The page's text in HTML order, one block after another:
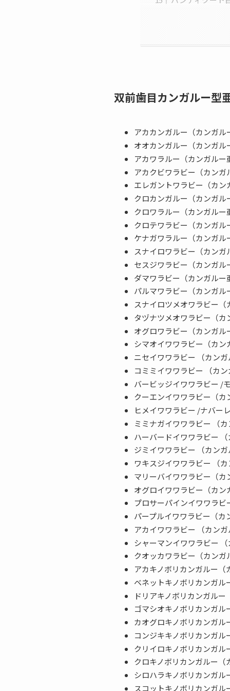
双前歯目カンガルー型
アカカンガルー（カンガ
オオカンガルー（カンガ
アカワラルー（カンガル
アカクビワラビー（カン
エレガントワラビー（カ
クロカンガルー（カンガ
クロワラルー（カンガル
クロテワラビー（カンガ
ケナガワラルー（カンガ
スナイロワラビー（カン
セスジワラビー（カンガ
ダマワラビー（カンガル
パルマワラビー（カンガ
スナイロツメオワラビー
タヅナツメオワラビー（
オグロワラビー（カンガ
シマオイワワラビー（カ
ニセイワワラビー （カン
コミミイワワラビー （カ
バービッジイワワラビー /
クーエンイワワラビー（
ヒメイワワラビー /ナバー
ミミナガイワワラビー （
ハーバードイワワラビー
ジミイワワラビー （カン
ワキスジイワワラビー （
マリーバイワワラビー（
オグロイワワラビー（カ
プロサーパインイワワラ
パープルイワワラビー（
アカイワワラビー （カン
シャーマンイワワラビー
クオッカワラビー（カン
アカキノボリカンガルー
ベネットキノボリカンガ
ドリアキノボリカンガル
ゴマシオキノボリカンガ
カオグロキノボリカンガ
コンジキキノボリカンガ
クリイロキノボリカンガ
クロキノボリカンガルー
シロハラキノボリカンガ
スコットキノボリカンガ